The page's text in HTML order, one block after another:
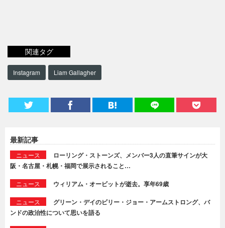
関連タグ
Instagram Liam Gallagher
最新記事
ニュース
ローリング・ストーンズ、メンバー3人の直筆サインが大
阪・名古屋・札幌・福岡で展示されること…
ニュース ウィリアム・オービットが逝去。享年69歳
ニュース
グリーン・デイのビリー・ジョー・アームストロング、バ
ンドの政治性について思いを語る